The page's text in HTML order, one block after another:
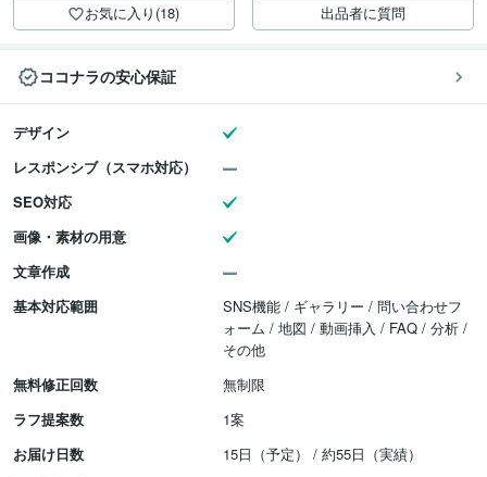
お気に入り(18) 出品者に質問
ココナラの安心保証
デザイン
レスポンシブ（スマホ対応）
SEO対応
画像・素材の用意
文章作成
基本対応範囲
SNS機能 / ギャラリー / 問い合わせフ
ォーム / 地図 / 動画挿入 / FAQ / 分析 /
その他
無料修正回数
無制限
ラフ提案数
1案
お届け日数
15日（予定） / 約55日（実績）